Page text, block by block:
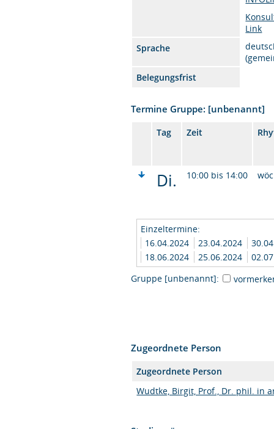
Link
Sprache
Belegungsfrist
Termine Gruppe: [unbenannt]
Tag Zeit
Di. 10:00 bis 14:00
Einzeltermine:
16.04.2024
23.04.2024
18.06.2024
25.06.2024
Gruppe [unbenannt]:
Zugeordnete Person
Zugeordnete Person
Wudtke, Birgit, Prof., Dr. phil. in